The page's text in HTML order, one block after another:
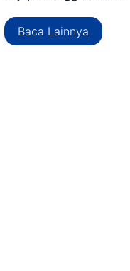
Baca Lainnya